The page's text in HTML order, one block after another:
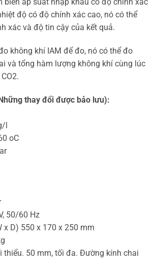
biến áp suất nhập khẩu có độ chính xác
độ có độ chính xác cao, nó có thể
xác và độ tin cậy của kết quả.
không khí IAM để đo, nó có thể đo
và tổng hàm lượng không khí cùng lúc
thay đổi được bảo lưu):
l
oC
50/60 Hz
x D) 550 x 170 x 250 mm
thiểu. 50 mm, tối đa. Đường kính chai